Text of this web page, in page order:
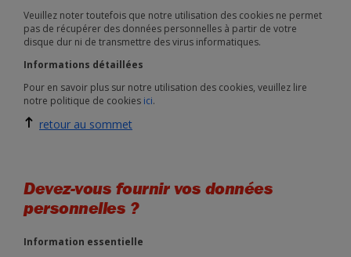
Veuillez noter toutefois que notre utilisation des cookies ne permet
pas de récupérer des données personnelles à partir de votre
disque dur ni de transmettre des virus informatiques.
Informations détaillées
Pour en savoir plus sur notre utilisation des cookies, veuillez lire
notre politique de cookies ici.
retour au sommet
Devez-vous fournir vos données
personnelles ?
Information essentielle